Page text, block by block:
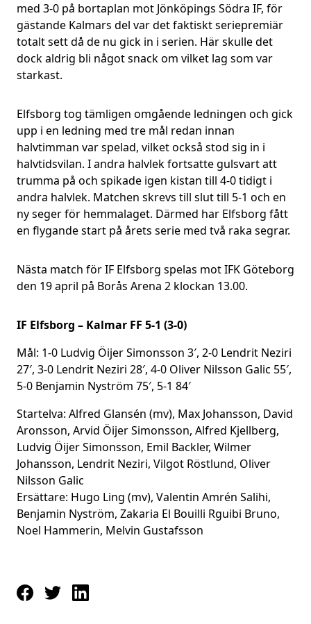
med 3-0 på bortaplan mot Jönköpings Södra IF, för
gästande Kalmars del var det faktiskt seriepremiär
totalt sett då de nu gick in i serien. Här skulle det
dock aldrig bli något snack om vilket lag som var
starkast.
Elfsborg tog tämligen omgående ledningen och gick
upp i en ledning med tre mål redan innan
halvtimman var spelad, vilket också stod sig in i
halvtidsvilan. I andra halvlek fortsatte gulsvart att
trumma på och spikade igen kistan till 4-0 tidigt i
andra halvlek. Matchen skrevs till slut till 5-1 och en
ny seger för hemmalaget. Därmed har Elfsborg fått
en flygande start på årets serie med två raka segrar.
Nästa match för IF Elfsborg spelas mot IFK Göteborg
den 19 april på Borås Arena 2 klockan 13.00.
IF Elfsborg – Kalmar FF 5-1 (3-0)
Mål: 1-0 Ludvig Öijer Simonsson 3′, 2-0 Lendrit Neziri
27′, 3-0 Lendrit Neziri 28′, 4-0 Oliver Nilsson Galic 55′,
5-0 Benjamin Nyström 75′, 5-1 84′
Startelva: Alfred Glansén (mv), Max Johansson, David
Aronsson, Arvid Öijer Simonsson, Alfred Kjellberg,
Ludvig Öijer Simonsson, Emil Backler, Wilmer
Johansson, Lendrit Neziri, Vilgot Röstlund, Oliver
Nilsson Galic
Ersättare: Hugo Ling (mv), Valentin Amrén Salihi,
Benjamin Nyström, Zakaria El Bouilli Rguibi Bruno,
Noel Hammerin, Melvin Gustafsson